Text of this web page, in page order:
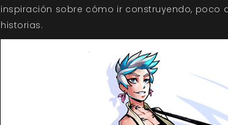
inspiración sobre cómo ir construyendo,
historias.